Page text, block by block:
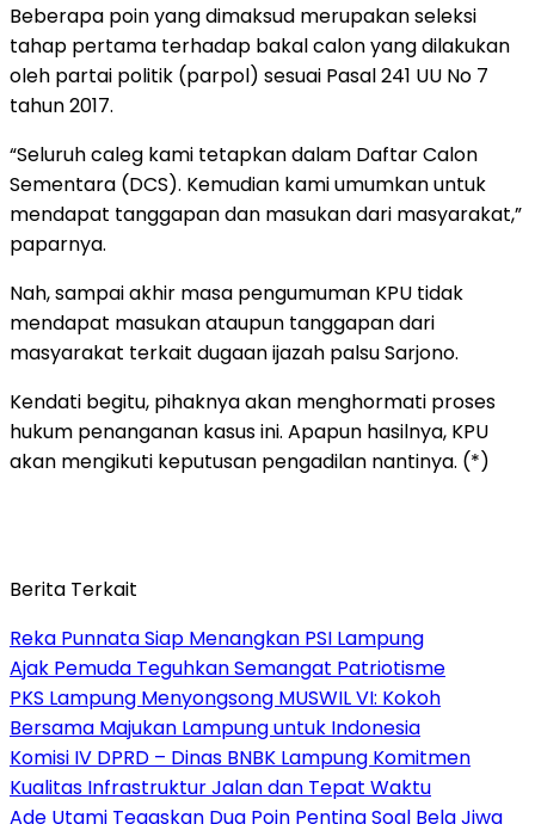
Beberapa poin yang dimaksud merupakan seleksi
tahap pertama terhadap bakal calon yang dilakukan
oleh partai politik (parpol) sesuai Pasal 241 UU No 7
tahun 2017.
“Seluruh caleg kami tetapkan dalam Daftar Calon
Sementara (DCS). Kemudian kami umumkan untuk
mendapat tanggapan dan masukan dari masyarakat,”
paparnya.
Nah, sampai akhir masa pengumuman KPU tidak
mendapat masukan ataupun tanggapan dari
masyarakat terkait dugaan ijazah palsu Sarjono.
Kendati begitu, pihaknya akan menghormati proses
hukum penanganan kasus ini. Apapun hasilnya, KPU
akan mengikuti keputusan pengadilan nantinya. (*)
Berita Terkait
Reka Punnata Siap Menangkan PSI Lampung
Ajak Pemuda Teguhkan Semangat Patriotisme
PKS Lampung Menyongsong MUSWIL VI: Kokoh
Bersama Majukan Lampung untuk Indonesia
Komisi IV DPRD – Dinas BNBK Lampung Komitmen
Kualitas Infrastruktur Jalan dan Tepat Waktu
Ade Utami Tegaskan Dua Poin Penting Soal Bela Jiwa